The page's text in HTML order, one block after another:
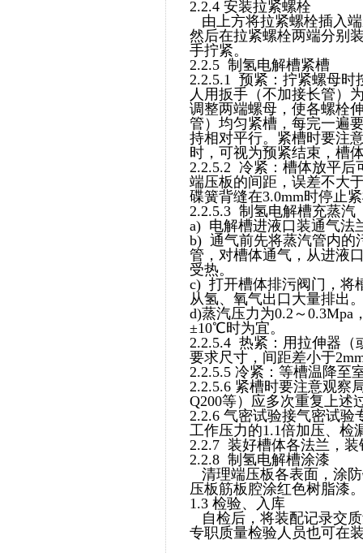
2.2.4 安装拉紧螺栓
由上方将拉紧螺栓插入
然后在拉紧螺栓两端分别
手拧紧。
2.2.5 制氢电解槽紧槽
2.2.5.1 预紧：拧紧螺母时
人用扳手（不加接长管）
调整两端螺母，使各螺栓
管）均匀紧槽，每完一遍
持相对平行。紧槽时要注
时，可视为预紧结束，槽
2.2.5.2 冷紧：槽体放平后
端压板的间距，误差不大
碟簧背缝在3.0mm时停止
2.2.5.3 制氢电解槽充蒸汽
a) 电解槽进液口装通气法
b) 通气前先将蒸汽管内的
管，对槽体通气，从进液
受热。
c) 打开槽体排污阀门，将
从氢、氧气出口大量排出
d)蒸汽压力为0.2～
±10℃时为宜。
2.2.5.4 热紧：用拉伸器（
要求尺寸，间距差小于
2.2.5.5 冷紧：等槽温降至
2.2.5.6 紧槽时要注意观察
Q200等）应多次重复上述
2.2.6 气密试验接气密试
工作压力的1.1倍加压、检
2.2.7 装好槽体各法兰，
2.2.8 制氢电解槽涂漆
清理端压板各表面，涂
压板筋板腔涂红色树脂漆
1.3 检验、入库
自检后，将装配记录交
专职质量检验人员也可在